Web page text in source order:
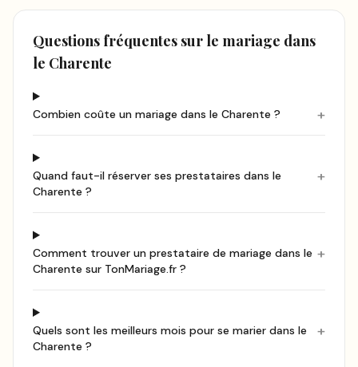
Questions fréquentes sur le mariage dans
le Charente
Combien coûte un mariage dans le Charente ? +
Quand faut-il réserver ses prestataires dans le
Charente ?
+
Comment trouver un prestataire de mariage dans le
Charente sur TonMariage.fr ?
+
Quels sont les meilleurs mois pour se marier dans le
Charente ?
+